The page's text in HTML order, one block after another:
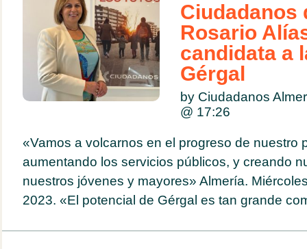
Ciudadanos
Rosario
candidata a
Gérgal
by Ciudadanos
@ 17:26
«Vamos a volcarnos en el progreso de nuestro
aumentando los servicios públicos, y creando
nuestros jóvenes y mayores» Almería.
2023. «El potencial de Gérgal es tan grande